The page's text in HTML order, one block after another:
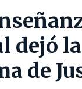
dejó
de